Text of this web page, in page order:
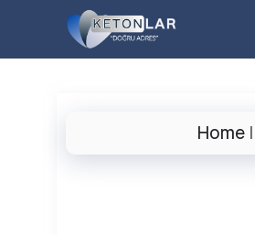
Home |